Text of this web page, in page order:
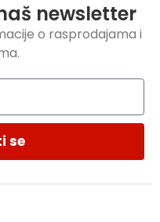
newsletter
o rasprodajama i
se